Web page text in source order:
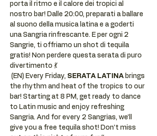
porta il ritmo e il calore dei tropici al
nostro bar! Dalle 20:00, preparati a ballare
al suono della musica latina e a goderti
una Sangria rinfrescante. E per ogni 2
Sangrie, ti offriamo un shot di tequila
gratis! Non perdere questa serata di puro
divertimento 💃
(EN) Every Friday, SERATA LATINA brings
the rhythm and heat of the tropics to our
bar! Starting at 8 PM, get ready to dance
to Latin music and enjoy refreshing
Sangria. And for every 2 Sangrias, we’ll
give you a free tequila shot! Don’t miss